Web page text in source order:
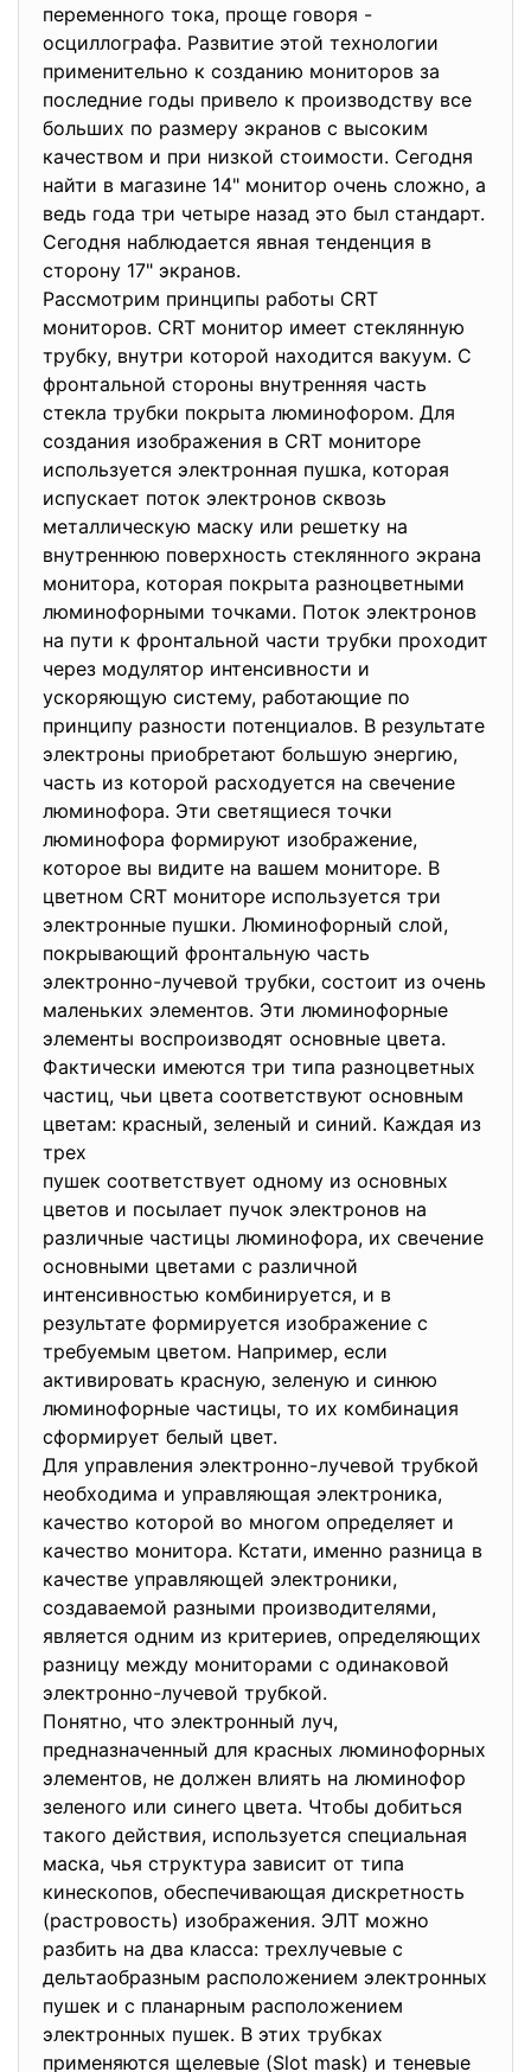
переменного тока, проще говоря -
осциллографа. Развитие этой технологии
применительно к созданию мониторов за
последние годы привело к производству все
больших по размеру экранов с высоким
качеством и при низкой стоимости. Сегодня
найти в магазине 14" монитор очень сложно, а
ведь года три четыре назад это был стандарт.
Сегодня наблюдается явная тенденция в
сторону 17" экранов.
Рассмотрим принципы работы CRT
мониторов. CRT монитор имеет стеклянную
трубку, внутри которой находится вакуум. С
фронтальной стороны внутренняя часть
стекла трубки покрыта люминофором. Для
создания изображения в CRT мониторе
используется электронная пушка, которая
испускает поток электронов сквозь
металлическую маску или решетку на
внутреннюю поверхность стеклянного экрана
монитора, которая покрыта разноцветными
люминофорными точками. Поток электронов
на пути к фронтальной части трубки проходит
через модулятор интенсивности и
ускоряющую систему, работающие по
принципу разности потенциалов. В результате
электроны приобретают большую энергию,
часть из которой расходуется на свечение
люминофора. Эти светящиеся точки
люминофора формируют изображение,
которое вы видите на вашем мониторе. В
цветном CRT мониторе используется три
электронные пушки. Люминофорный слой,
покрывающий фронтальную часть
электронно-лучевой трубки, состоит из очень
маленьких элементов. Эти люминофорные
элементы воспроизводят основные цвета.
Фактически имеются три типа разноцветных
частиц, чьи цвета соответствуют основным
цветам: красный, зеленый и синий. Каждая из
трех
пушек соответствует одному из основных
цветов и посылает пучок электронов на
различные частицы люминофора, их свечение
основными цветами с различной
интенсивностью комбинируется, и в
результате формируется изображение с
требуемым цветом. Например, если
активировать красную, зеленую и синюю
люминофорные частицы, то их комбинация
сформирует белый цвет.
Для управления электронно-лучевой трубкой
необходима и управляющая электроника,
качество которой во многом определяет и
качество монитора. Кстати, именно разница в
качестве управляющей электроники,
создаваемой разными производителями,
является одним из критериев, определяющих
разницу между мониторами с одинаковой
электронно-лучевой трубкой.
Понятно, что электронный луч,
предназначенный для красных люминофорных
элементов, не должен влиять на люминофор
зеленого или синего цвета. Чтобы добиться
такого действия, используется специальная
маска, чья структура зависит от типа
кинескопов, обеспечивающая дискретность
(растровость) изображения. ЭЛТ можно
разбить на два класса: трехлучевые с
дельтаобразным расположением электронных
пушек и с планарным расположением
электронных пушек. В этих трубках
применяются щелевые (Slot mask) и теневые